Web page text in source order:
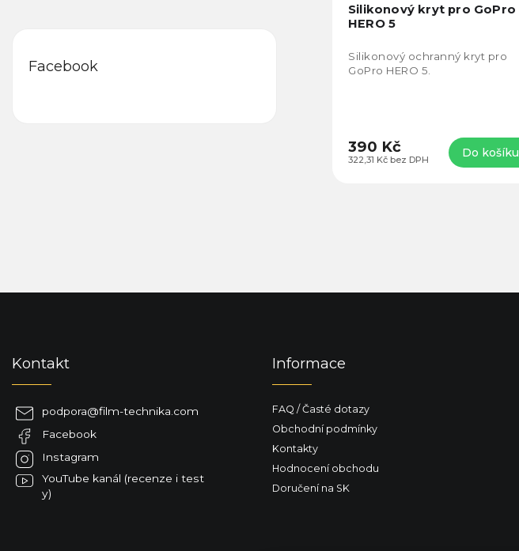
Facebook
Silikonový kryt pro GoPro
HERO 5
322,31 Kč bez DPH
390 Kč Do košíku
Silikonový ochranný kryt pro
GoPro HERO 5.
Kontakt
podpora@film-technika.com
Facebook
Instagram
YouTube kanál (recenze i test
y)
Informace
FAQ / Časté dotazy
Obchodní podmínky
Kontakty
Hodnocení obchodu
Doručení na SK